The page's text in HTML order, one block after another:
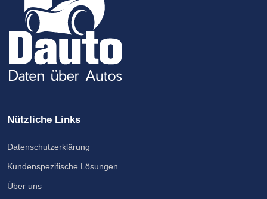
Nützliche Links
Datenschutzerklärung
Kundenspezifische Lösungen
Über uns